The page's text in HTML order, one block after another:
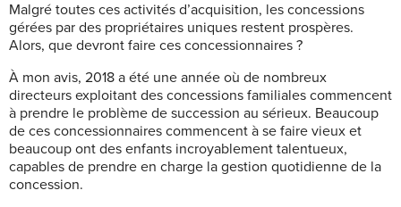
Malgré toutes ces activités d’acquisition, les concessions
gérées par des propriétaires uniques restent prospères.
Alors, que devront faire ces concessionnaires ?
À mon avis, 2018 a été une année où de nombreux
directeurs exploitant des concessions familiales commencent
à prendre le problème de succession au sérieux. Beaucoup
de ces concessionnaires commencent à se faire vieux et
beaucoup ont des enfants incroyablement talentueux,
capables de prendre en charge la gestion quotidienne de la
concession.